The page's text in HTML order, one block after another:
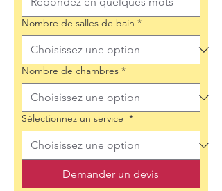
Nombre de salles de bain *
Nombre de chambres *
Sélectionnez un service *
Demander un devis